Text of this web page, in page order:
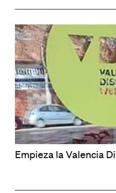
Empieza la Valencia